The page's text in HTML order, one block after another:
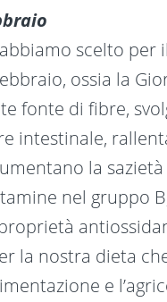
scelto per
ossia la
fonte di fibre,
intestinale,
la
nel gruppo
la nostra dieta
e